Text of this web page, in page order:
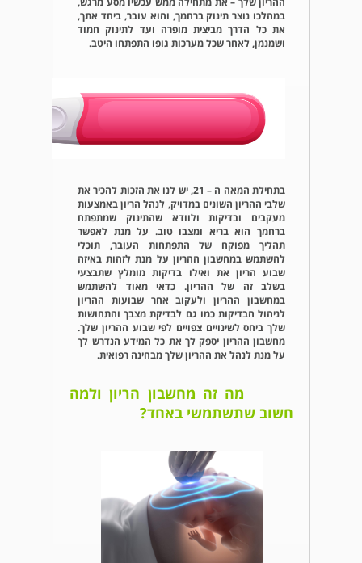
במהלכו נוצר תינוק ברחמך, והוא עובר, ביחד אתך,
את כל הדרך מביצית מופרה ועד לתינוק חמוד
ושמנמן, לאחר שכל מערכות גופו התפתחו היטב.
בתחילת המאה ה – 21, יש לנו את הזכות להכיר את
שלבי ההריון השונים במדויק, לנהל הריון באמצעות
מעקבים ובדיקות ולוודא שהתינוק שמתפתח
ברחמך הוא בריא ומצבו טוב. על מנת לאפשר
תהליך מפוקח של התפתחות העובר, תוכלי
להשתמש במחשבון ההריון על מנת לזהות באיזה
שבוע הריון את ואילו בדיקות מומלץ שתבצעי
בשלב זה של ההריון. כדאי מאוד להשתמש
במחשבון ההריון ולעקוב אחר שבועות ההריון
לניהול הבדיקות כמו גם לבדיקת מצבך והתחושות
שלך ביחס לשינויים צפויים לפי שבוע ההריון שלך.
מחשבון ההריון יספק לך את כל המידע הנדרש לך
על מנת לנהל את ההריון שלך מבחינה רפואית.
מה זה מחשבון הריון ולמה
חשוב שתשתמשי באחד?